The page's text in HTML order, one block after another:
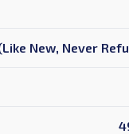
New, Never